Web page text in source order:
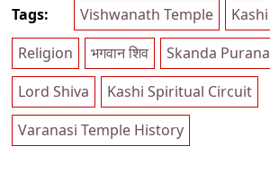
Tags: Vishwanath Temple Kashi
Religion
भगवान शिव Skanda Purana
Lord Shiva
Kashi Spiritual Circuit
Varanasi Temple History